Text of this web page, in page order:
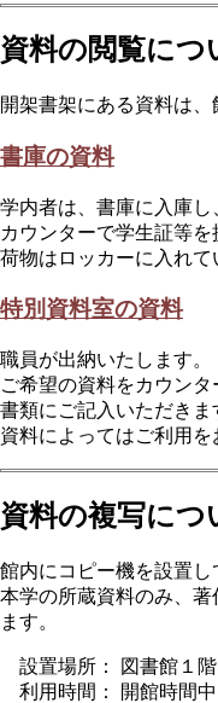
資料の閲覧につ
開架書架にある資料は、
書庫の資料
学内者は、書庫に入庫し
カウンターで学生証等を
荷物はロッカーに入れて
特別資料室の資料
職員が出納いたします。
ご希望の資料をカウンタ
書類にご記入いただきま
資料によってはご利用を
資料の複写につ
館内にコピー機を設置し
本学の所蔵資料のみ、
ます。
設置場所： 図書館１
利用時間： 開館時間中